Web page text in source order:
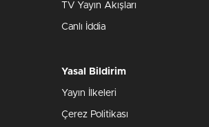
TV Yayın Akışları
Canlı İddia
Yasal Bildirim
Yayın İlkeleri
Çerez Politikası